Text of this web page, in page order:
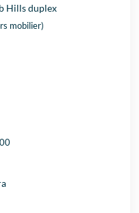
Hills duplex
mobilier)